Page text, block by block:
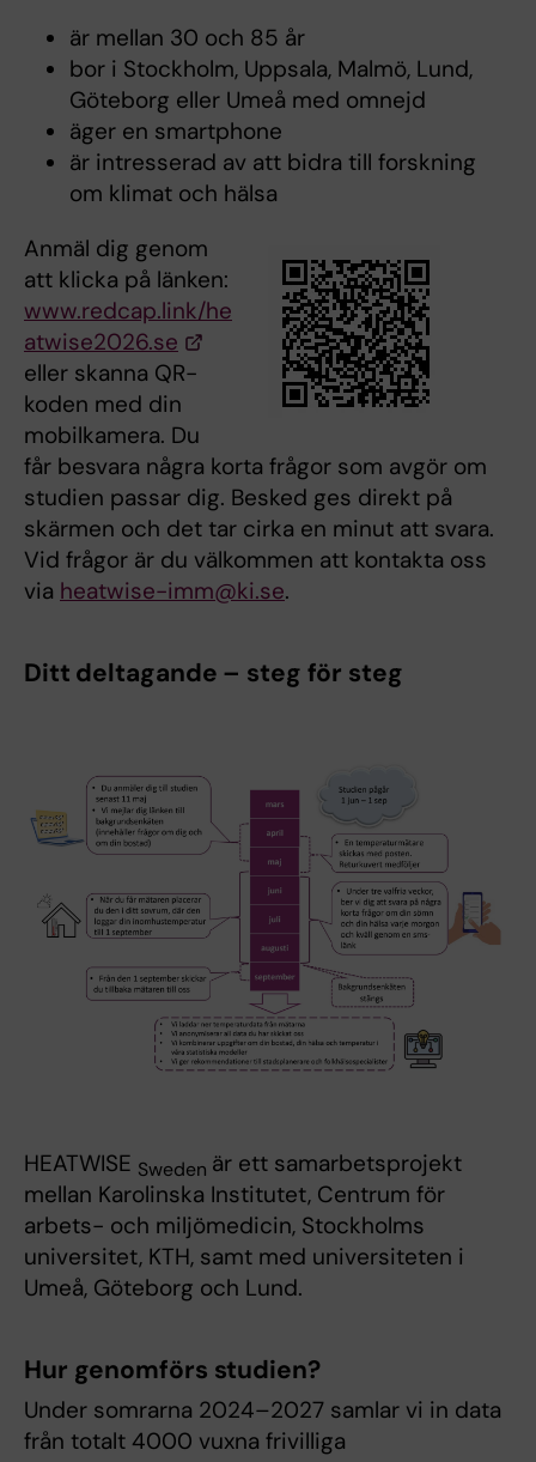
är mellan 30 och 85 år
bor i Stockholm, Uppsala, Malmö, Lund,
Göteborg eller Umeå med omnejd
äger en smartphone
är intresserad av att bidra till forskning
om klimat och hälsa
Anmäl dig genom
att klicka på länken:
www.redcap.link/he
atwise2026.se
eller skanna QR-
koden med din
mobilkamera. Du
får besvara några korta frågor som avgör om
studien passar dig. Besked ges direkt på
skärmen och det tar cirka en minut att svara.
Vid frågor är du välkommen att kontakta oss
via heatwise-imm@ki.se.
Ditt deltagande – steg för steg
HEATWISE Sweden är ett samarbetsprojekt
mellan Karolinska Institutet, Centrum för
arbets- och miljömedicin, Stockholms
universitet, KTH, samt med universiteten i
Umeå, Göteborg och Lund.
Hur genomförs studien?
Under somrarna 2024–2027 samlar vi in data
från totalt 4000 vuxna frivilliga